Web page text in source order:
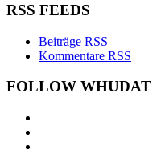
RSS FEEDS
Beiträge RSS
Kommentare RSS
FOLLOW WHUDAT